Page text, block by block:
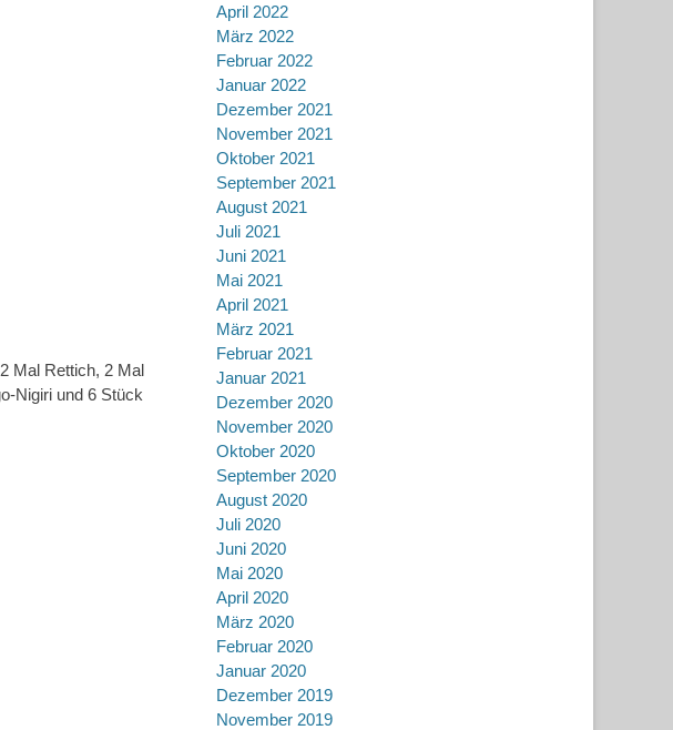
Mal Rettich, 2 Mal
Nigiri und 6 Stück
April 2022
März 2022
Februar 2022
Januar 2022
Dezember 2021
November 2021
Oktober 2021
September 2021
August 2021
Juli 2021
Juni 2021
Mai 2021
April 2021
März 2021
Februar 2021
Januar 2021
Dezember 2020
November 2020
Oktober 2020
September 2020
August 2020
Juli 2020
Juni 2020
Mai 2020
April 2020
März 2020
Februar 2020
Januar 2020
Dezember 2019
November 2019